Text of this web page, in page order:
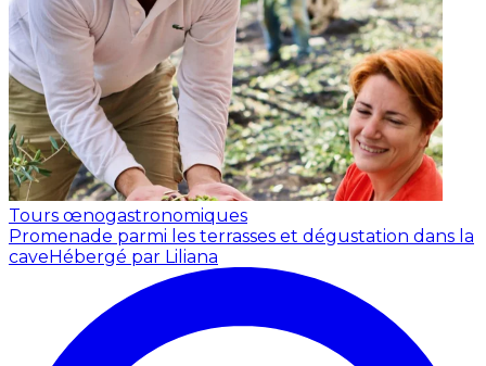
Tours œnogastronomiques
Promenade parmi les terrasses et dégustation dans la
cave Hébergé par Liliana